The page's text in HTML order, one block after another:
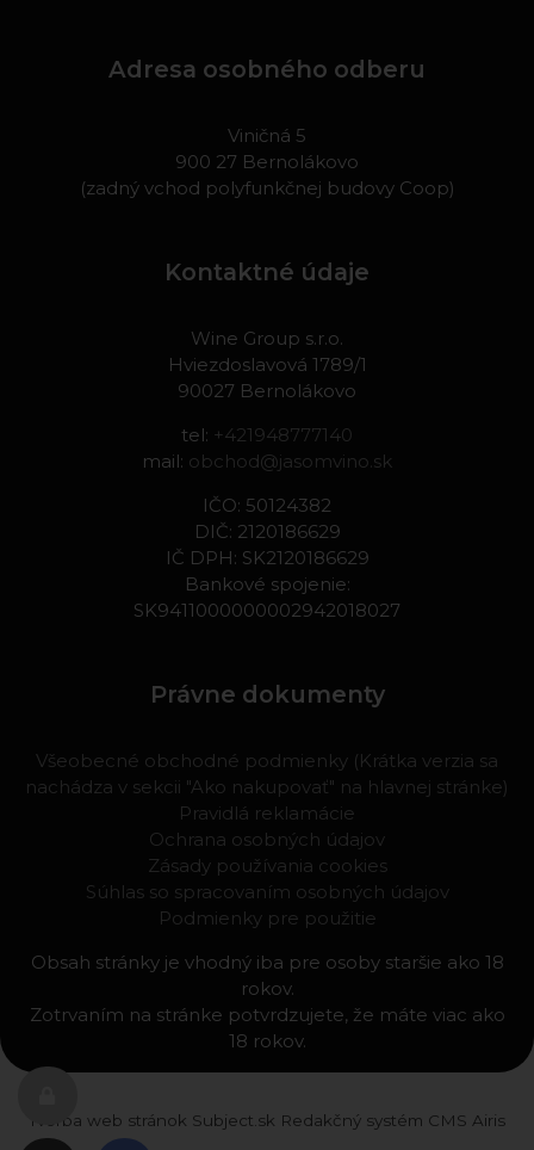
Adresa osobného odberu
Viničná 5
900 27 Bernolákovo
(zadný vchod polyfunkčnej budovy Coop)
Kontaktné údaje
Wine Group s.r.o.
Hviezdoslavová 1789/1
90027 Bernolákovo
tel: +421948777140
mail: obchod@jasomvino.sk
IČO: 50124382
DIČ: 2120186629
IČ DPH: SK2120186629
Bankové spojenie:
SK9411000000002942018027
Právne dokumenty
Všeobecné obchodné podmienky (Krátka verzia sa
nachádza v sekcii "Ako nakupovať" na hlavnej stránke)
Pravidlá reklamácie
Ochrana osobných údajov
Zásady používania cookies
Súhlas so spracovaním osobných údajov
Podmienky pre použitie
Obsah stránky je vhodný iba pre osoby staršie ako 18
rokov.
Zotrvaním na stránke potvrdzujete, že máte viac ako
18 rokov.
Tvorba web stránok Subject.sk Redakčný systém CMS Airis